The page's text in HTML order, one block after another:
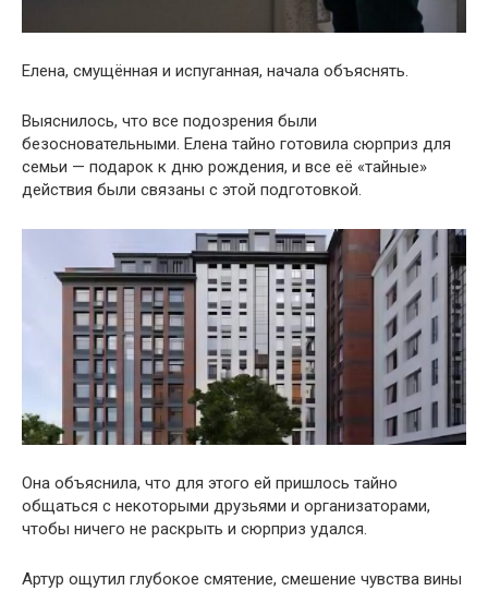
Елена, смущённая и испуганная, начала объяснять.
Выяснилось, что все подозрения были
безосновательными. Елена тайно готовила сюрприз для
семьи — подарок к дню рождения, и все её «тайные»
действия были связаны с этой подготовкой.
Она объяснила, что для этого ей пришлось тайно
общаться с некоторыми друзьями и организаторами,
чтобы ничего не раскрыть и сюрприз удался.
Артур ощутил глубокое смятение, смешение чувства вины